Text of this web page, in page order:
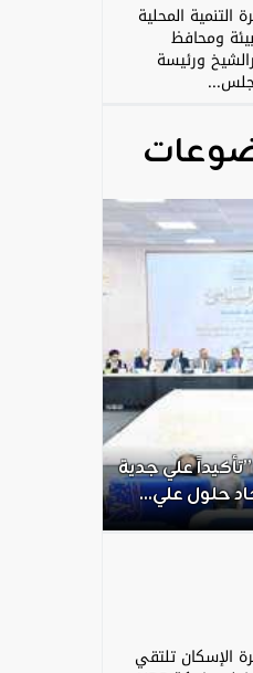
التنمية المحلية
ومحافظ
ورئيسة
علي جدية
حلول علي...
الإسكان تلتقي